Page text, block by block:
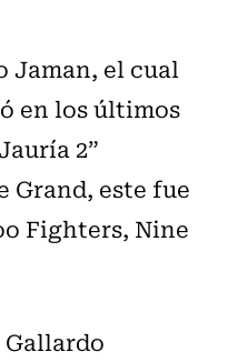
Jaman, el cual
en los últimos
2”
Grand, este fue
Fighters, Nine